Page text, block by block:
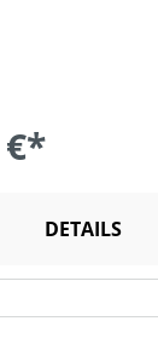
€*
DETAILS